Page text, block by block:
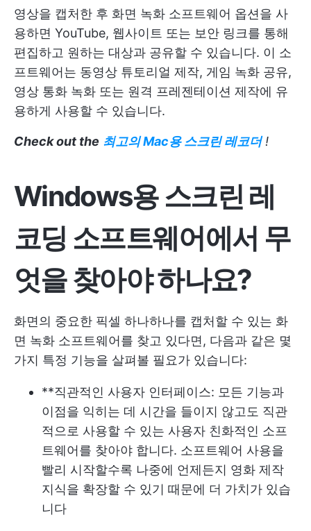
영상을 캡처한 후 화면 녹화 소프트웨어 옵션을 사
용하면 YouTube, 웹사이트 또는 보안 링크를 통해
편집하고 원하는 대상과 공유할 수 있습니다. 이 소
프트웨어는 동영상 튜토리얼 제작, 게임 녹화 공유,
영상 통화 녹화 또는 원격 프레젠테이션 제작에 유
용하게 사용할 수 있습니다.
Check out the 최고의 Mac용 스크린 레코더 !
Windows용 스크린 레
코딩 소프트웨어에서 무
엇을 찾아야 하나요?
화면의 중요한 픽셀 하나하나를 캡처할 수 있는 화
면 녹화 소프트웨어를 찾고 있다면, 다음과 같은 몇
가지 특정 기능을 살펴볼 필요가 있습니다:
**직관적인 사용자 인터페이스: 모든 기능과
이점을 익히는 데 시간을 들이지 않고도 직관
적으로 사용할 수 있는 사용자 친화적인 소프
트웨어를 찾아야 합니다. 소프트웨어 사용을
빨리 시작할수록 나중에 언제든지 영화 제작
지식을 확장할 수 있기 때문에 더 가치가 있습
니다